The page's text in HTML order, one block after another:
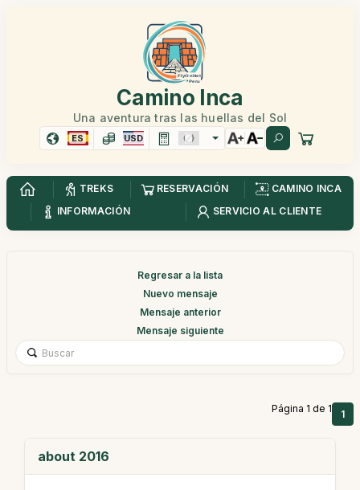
Camino Inca
Una aventura tras las huellas del Sol
ES USD
TREKS RESERVACIÓN
CAMINO INCA
INFORMACIÓN
SERVICIO AL CLIENTE
Regresar a la lista
Nuevo mensaje
Mensaje anterior
Mensaje siguiente
Página 1 de 1 1
about 2016